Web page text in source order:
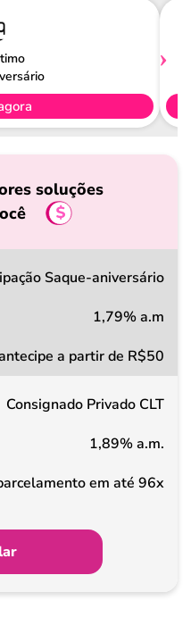
soluções
Saque-aniversário
1,79% a.m
a partir de R$50
Consignado Privado CLT
1,89% a.m.
em até 96x